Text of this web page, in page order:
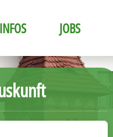
INFOS JOBS